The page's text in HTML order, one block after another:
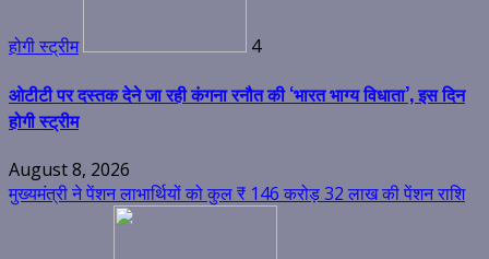
होगी स्ट्रीम 4
ओटीटी पर दस्तक देने जा रही कंगना रनौत की ‘भारत भाग्य विधाता’, इस दिन
होगी स्ट्रीम
August 8, 2026
मुख्यमंत्री ने पेंशन लाभार्थियों को कुल ₹ 146 करोड़ 32 लाख की पेंशन राशि